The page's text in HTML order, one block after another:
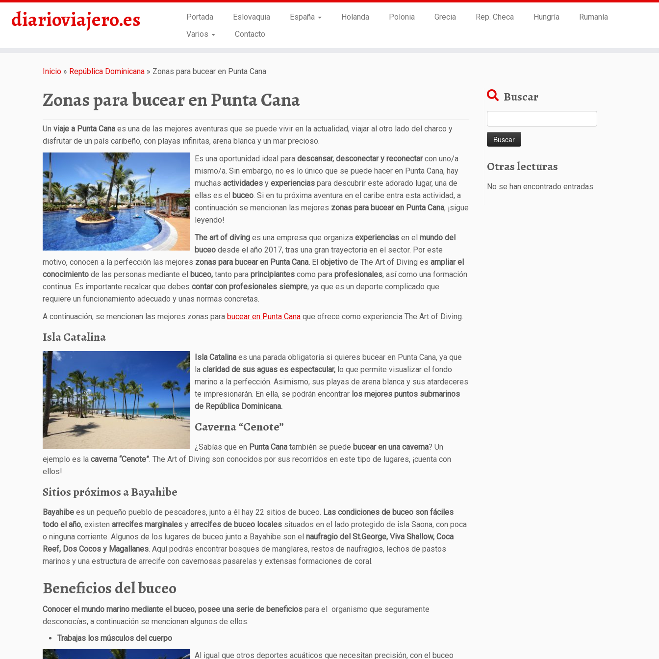
diarioviajero.es Portada Eslovaquia España Holanda Polonia Grecia Rep. Checa Hungría
Rumanía
Varios
Contacto
Inicio » República Dominicana » Zonas para bucear en Punta Cana
Zonas para bucear en Punta Cana
Un viaje a Punta Cana es una de las mejores aventuras que se puede vivir en la actualidad, viajar al otro lado del charco y
disfrutar de un país caribeño, con playas infinitas, arena blanca y un mar precioso.
Es una oportunidad ideal para descansar, desconectar y reconectarcon uno/a
mismo/a. Sin embargo, no es lo único que se puede hacer en Punta Cana, hay
muchas actividades y experiencias para descubrir este adorado lugar, una de
ellas es el buceo. Si en tu próxima aventura en el caribe entra esta actividad, a
continuación se mencionan las mejores zonas para bucear en Punta Cana, ¡sigue
leyendo!
The art of diving es una empresa que organiza experiencias en el mundo del
buceo desde el año 2017, tras una gran trayectoria en el sector. Por este
motivo, conocen a la perfección las mejores zonas para bucear en Punta Cana. El objetivo de The Art of Diving es ampliar el
conocimiento de las personas mediante el buceo, tanto para principiantes como para profesionales, así como una formación
continua. Es importante recalcar que debes contar con profesionales siempre, ya que es un deporte complicado que
requiere un funcionamiento adecuado y unas normas concretas.
A continuación, se mencionan las mejores zonas para bucear en Punta Cana que ofrece como experiencia The Art of Diving.
Isla Catalina
Isla Catalina es una parada obligatoria si quieres bucear en Punta Cana, ya que
la claridad de sus aguas es espectacular, lo que permite visualizar el fondo
marino a la perfección. Asimismo, sus playas de arena blanca y sus atardeceres
te impresionarán. En ella, se podrán encontrar los mejores puntos submarinos
de República Dominicana.
Caverna “Cenote”
¿Sabías que en Punta Cana también se puede bucear en una caverna? Un
ejemplo es la caverna “Cenote”. The Art of Diving son conocidos por sus recorridos en este tipo de lugares, ¡cuenta con
ellos!
Sitios próximos a Bayahibe
Bayahibe es un pequeño pueblo de pescadores, junto a él hay 22 sitios de buceo. Las condiciones de buceo son fáciles
todo el año, existen arrecifes marginales y arrecifes de buceo locales situados en el lado protegido de isla Saona, con poca
o ninguna corriente. Algunos de los lugares de buceo junto a Bayahibe son el naufragio del St.George, Viva Shallow, Coca
Reef, Dos Cocos y Magallanes. Aquí podrás encontrar bosques de manglares, restos de naufragios, lechos de pastos
marinos y una estructura de arrecife con cavernosas pasarelas y extensas formaciones de coral.
Beneficios del buceo
Conocer el mundo marino mediante el buceo, posee una serie de beneficios para el organismo que seguramente
desconocías, a continuación se mencionan algunos de ellos.
Trabajas los músculos del cuerpo
Al igual que otros deportes acuáticos que necesitan precisión, con el buceo
Buscar
Otras lecturas
No se han encontrado entradas.